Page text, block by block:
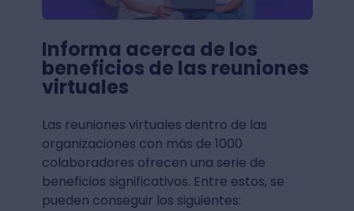
Informa acerca de los
beneficios de las reuniones
virtuales
Las reuniones virtuales dentro de las
organizaciones con más de 1000
colaboradores ofrecen una serie de
beneficios significativos. Entre estos, se
pueden conseguir los siguientes: